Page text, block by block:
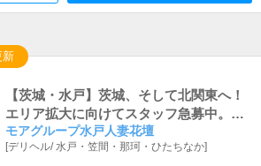
新
【茨城・水戸】茨城、そして北関東へ！
エリア拡大に向けてスタッフ急募中。明
るさと元気があれば問題なしです【社保
完備】
モアグループ水戸人妻花壇
[デリヘル/水戸・笠間・那珂・ひたちなか]